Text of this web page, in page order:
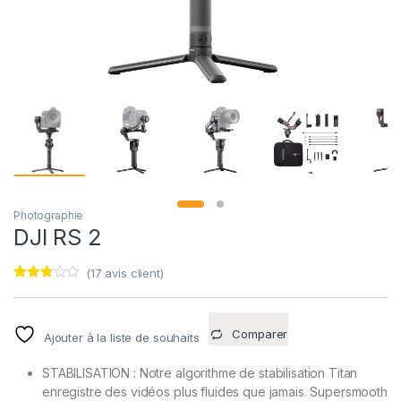
Photographie
DJI RS 2
basé
sur
client
(17 avis client)
Ajouter à la liste de souhaits Comparer
STABILISATION : Notre algorithme de stabilisation Titan
enregistre des vidéos plus fluides que jamais. Supersmooth